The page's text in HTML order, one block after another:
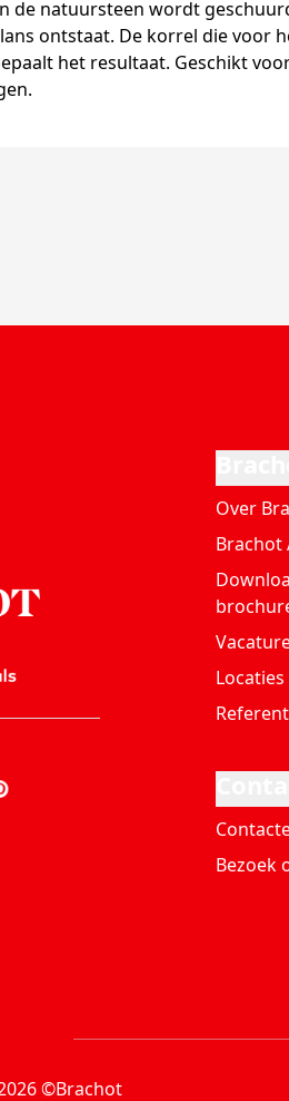
de natuursteen wordt
ontstaat. De korrel die voor
het resultaat. Geschikt
Over
Brachot
Locaties
Bezoek
©Brachot